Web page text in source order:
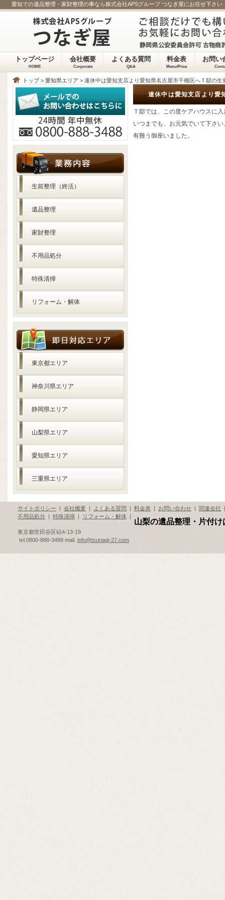
愛知での遺品整理・家財整理の事なら株式会社APSグループ つなぎ屋にお任せ下さい
トップページ
HOME
会社概要
Corporate
よくある質問
Q&A
料金表
Menu/Price
お問い
トップ> 愛知県エリア > 連休中は愛知支店より愛知県名古屋市千種区へＴ邸の
連休中は愛知支店より愛
Ｔ邸では、この度ケアハウスに
いつまでも、お元気でいて下さい
有難う御座いました。
生前整理（終活）
遺品整理
家財整理
不用品処分
特殊清掃
リフォーム・解体
東京都エリア
神奈川県エリア
静岡県エリア
山梨県エリア
愛知県エリア
三重県エリア
サイトポリシー | 会社概要 | よくある質問 | 料金表 | お問い合わせ | 関連会社
不用品処分| 特殊清掃 | リフォーム・解体 |
山梨の遺品整理・片付
東京都世田谷区砧4-13-19
tel.0800-888-3488 mail. info@tsunagi-27.com